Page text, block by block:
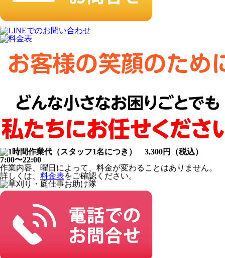
作業内容、曜日によって、料金が変わることはありません。
詳しくは、 料金表をご確認ください。